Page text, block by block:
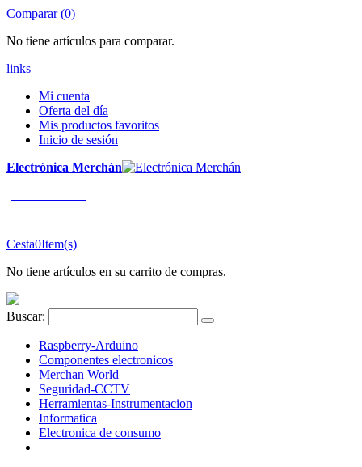
Comparar (0)
No tiene artículos para comparar.
links
Mi cuenta
Oferta del día
Mis productos favoritos
Inicio de sesión
Electrónica Merchán
Cesta0Item(s)
No tiene artículos en su carrito de compras.
Buscar:
Raspberry-Arduino
Componentes electronicos
Merchan World
Seguridad-CCTV
Herramientas-Instrumentacion
Informatica
Electronica de consumo